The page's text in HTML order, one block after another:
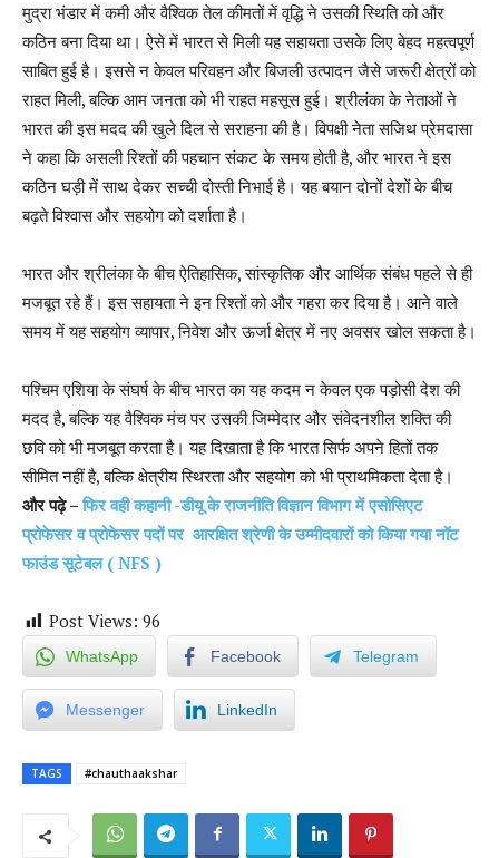
मुद्रा भंडार में कमी और वैश्विक तेल कीमतों में वृद्धि ने उसकी स्थिति को और
कठिन बना दिया था। ऐसे में भारत से मिली यह सहायता उसके लिए बेहद महत्वपूर्ण
साबित हुई है। इससे न केवल परिवहन और बिजली उत्पादन जैसे जरूरी क्षेत्रों को
राहत मिली, बल्कि आम जनता को भी राहत महसूस हुई। श्रीलंका के नेताओं ने
भारत की इस मदद की खुले दिल से सराहना की है। विपक्षी नेता सजिथ प्रेमदासा
ने कहा कि असली रिश्तों की पहचान संकट के समय होती है, और भारत ने इस
कठिन घड़ी में साथ देकर सच्ची दोस्ती निभाई है। यह बयान दोनों देशों के बीच
बढ़ते विश्वास और सहयोग को दर्शाता है।
भारत और श्रीलंका के बीच ऐतिहासिक, सांस्कृतिक और आर्थिक संबंध पहले से ही
मजबूत रहे हैं। इस सहायता ने इन रिश्तों को और गहरा कर दिया है। आने वाले
समय में यह सहयोग व्यापार, निवेश और ऊर्जा क्षेत्र में नए अवसर खोल सकता है।
पश्चिम एशिया के संघर्ष के बीच भारत का यह कदम न केवल एक पड़ोसी देश की
मदद है, बल्कि यह वैश्विक मंच पर उसकी जिम्मेदार और संवेदनशील शक्ति की
छवि को भी मजबूत करता है। यह दिखाता है कि भारत सिर्फ अपने हितों तक
सीमित नहीं है, बल्कि क्षेत्रीय स्थिरता और सहयोग को भी प्राथमिकता देता है।
और पढ़े –फिर वही कहानी -डीयू के राजनीति विज्ञान विभाग में एसोसिएट
प्रोफेसर व प्रोफेसर पदों पर आरक्षित श्रेणी के उम्मीदवारों को किया गया नॉट
फाउंड सूटेबल ( NFS )
Post Views: 96
WhatsApp Facebook Telegram
Messenger LinkedIn
TAGS #chauthaakshar